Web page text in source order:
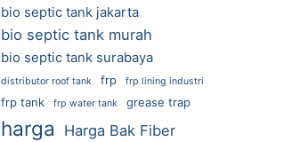
bio septic tank jakarta
bio septic tank murah
bio septic tank surabaya
distributor roof tank frp frp lining industri
frp tank frp water tank grease trap
harga Harga Bak Fiber